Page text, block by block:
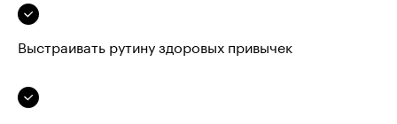
Выстраивать рутину здоровых привычек